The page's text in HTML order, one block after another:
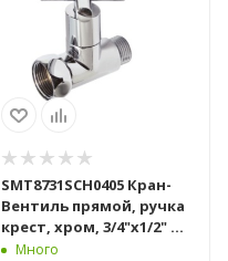
SMT8731SCH0405 Кран-
Вентиль прямой, ручка
крест, хром, 3/4"х1/2" г/
ш, 20шт/кор
Много